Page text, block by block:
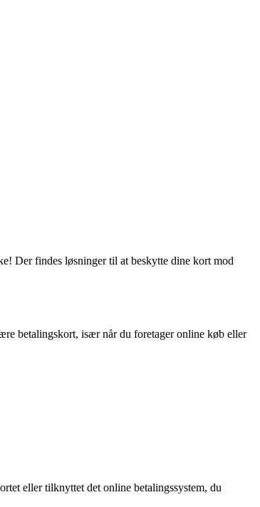
Der findes løsninger til at beskytte dine kort mod
betalingskort, især når du foretager online køb eller
eller tilknyttet det online betalingssystem, du